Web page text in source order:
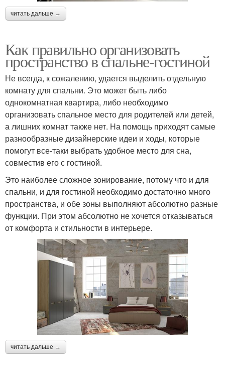
читать дальше →
Как правильно организовать
пространство в спальне-гостиной
Не всегда, к сожалению, удается выделить отдельную
комнату для спальни. Это может быть либо
однокомнатная квартира, либо необходимо
организовать спальное место для родителей или детей,
а лишних комнат также нет. На помощь приходят самые
разнообразные дизайнерские идеи и ходы, которые
помогут все-таки выбрать удобное место для сна,
совместив его с гостиной.
Это наиболее сложное зонирование, потому что и для
спальни, и для гостиной необходимо достаточно много
пространства, и обе зоны выполняют абсолютно разные
функции. При этом абсолютно не хочется отказываться
от комфорта и стильности в интерьере.
читать дальше →